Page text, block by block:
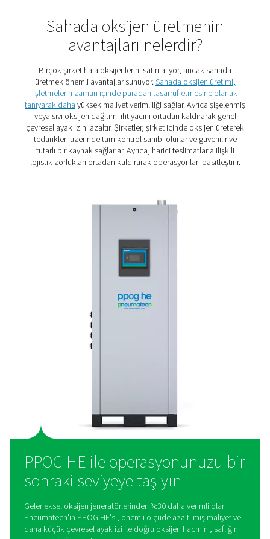
Hiperbarik oksijen
oksijen gereksinimleri
Oksijen, hiperbarik oksijen uygulamalarında önemli bir
Bu uygulamalar her an güvenilir ve kesintisiz bir
kaynağına erişim gerektirir. Ayrıca oksijen, maskeleri
için gerekli saflık düzeyinde olmalıdır.
avantajları nelerdir?
Birçok şirket hala oksijenlerini satın alıyor, ancak
üretmek önemli avantajlar sunuyor.
işletmelerin zaman içinde paradan tasarruf etmesine
tanıyarak daha
veya sıvı oksijen dağıtımı ihtiyacını ortadan
çevresel ayak izini azaltır. Şirketler, şirket içinde
tedarikleri üzerinde tam kontrol sahibi olurlar ve
tutarlı bir kaynak sağlarlar. Ayrıca, harici